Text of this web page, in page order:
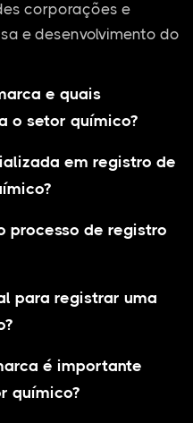
corporações e
e desenvolvimento do
e quais
o setor químico?
em registro de
processo de registro
para registrar uma
é importante
químico?